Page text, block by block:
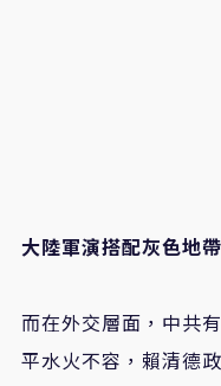
大陸軍演搭配灰色地
而在外交層面，中共
平水火不容，賴清德